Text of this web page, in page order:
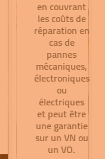
en couvrant
les coûts de
réparation en
cas de
pannes
mécaniques,
électroniques
ou
électriques
et peut être
une garantie
sur un VN ou
un VO.